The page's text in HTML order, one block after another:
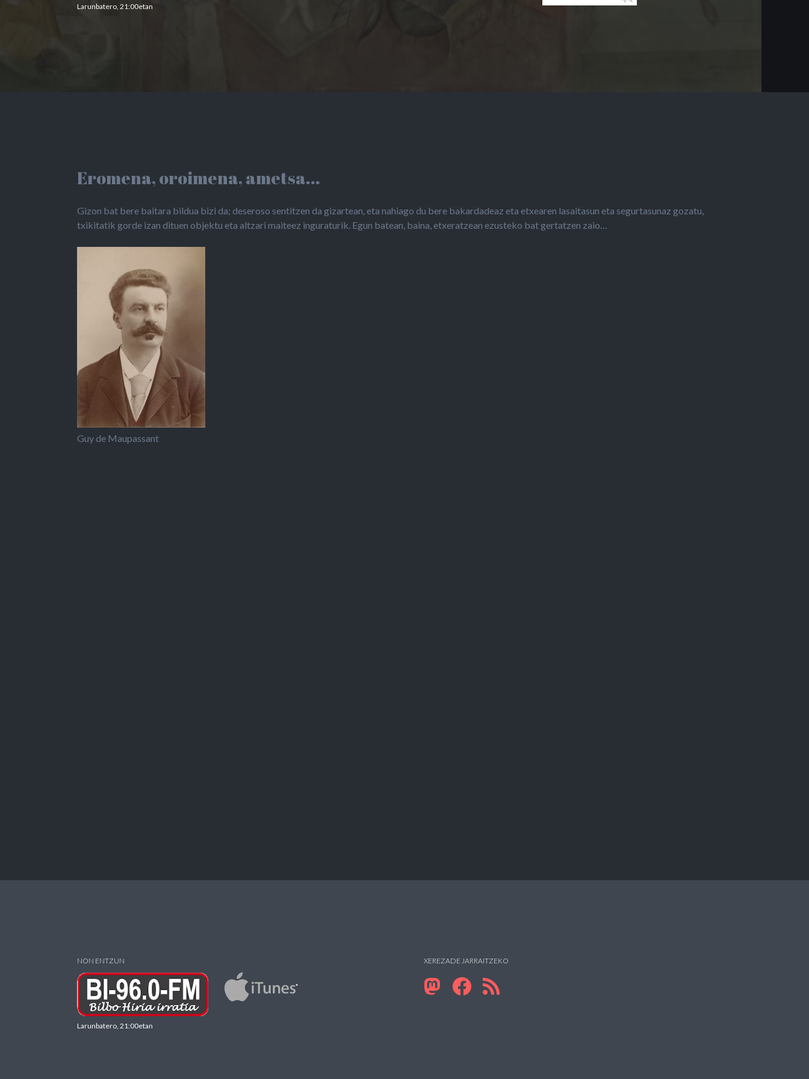
Larunbatero, 21:00etan
Eromena, oroimena, ametsa...
Gizon bat bere baitara bildua bizi da; deseroso sentitzen da gizartean, eta nahiago du bere bakardadeaz eta etxearen lasaitasun eta segurtasunaz gozatu,
txikitatik gorde izan dituen objektu eta altzari maiteez inguraturik. Egun batean, baina, etxeratzean ezusteko bat gertatzen zaio…
Guy de Maupassant
NON ENTZUN
Larunbatero, 21:00etan
XEREZADE JARRAITZEKO